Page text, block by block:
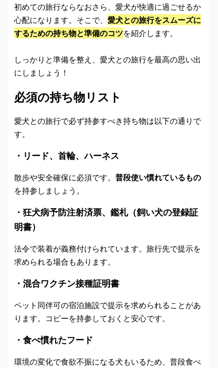
初めての旅行ならなおさら、愛犬が快適に過ごせるか
心配になります。そこで、 愛犬との旅行をスムーズに
するための持ち物と準備のコツを紹介します。
しっかりと準備を整え、愛犬との旅行を最高の思い出
にしましょう！
必須の持ち物リスト
愛犬との旅行で必ず持参すべき持ち物は以下の通りで
す。
・リード、首輪、ハーネス
散歩や安全確保に必須です。 普段使い慣れているもの
を持参しましょう。
・狂犬病予防注射済票、鑑札（飼い犬の登録証
明書）
法令で装着が義務付けられています。旅行先で提示を
求められる場合もあります。
・混合ワクチン接種証明書
ペット同伴可の宿泊施設で提示を求められることがあ
ります。コピーを持参しておくと安心です。
・食べ慣れたフード
環境の変化で食欲不振になる犬もいるため、普段食べ